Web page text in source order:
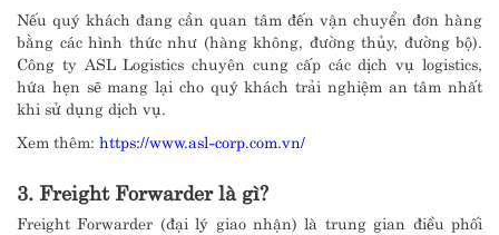
Nếu quý khách đang cần quan tâm đến vận chuyển đơn hàng
bằng các hình thức như (hàng không, đường thủy, đường bộ).
Công ty ASL Logistics chuyên cung cấp các dịch vụ logistics,
hứa hẹn sẽ mang lại cho quý khách trải nghiệm an tâm nhất
khi sử dụng dịch vụ.
Xem thêm: https://www.asl-corp.com.vn/
3. Freight Forwarder là gì?
Freight Forwarder (đại lý giao nhận) là trung gian điều phối